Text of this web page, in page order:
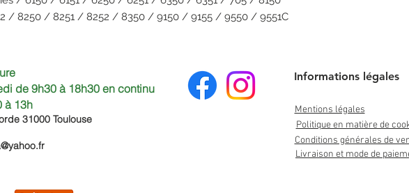
/ 8250 / 8251 / 8252 / 8350 / 9150 / 9155 / 9550 / 9551C
de 9h30 à 18h30 en continu
à 13h
31000 Toulouse
Informations légales
Mentions légales
Politique en matière de
Conditions générales de
Livraison et mode de